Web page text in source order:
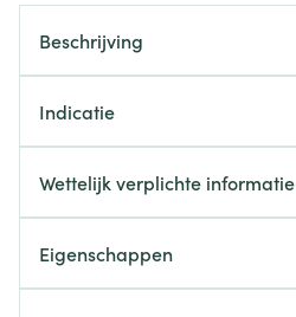
Beschrijving
Indicatie
Wettelijk verplichte informatie
Eigenschappen